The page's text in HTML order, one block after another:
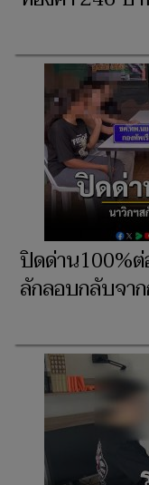
ปิดด่าน100%ต่
ลักลอบกลับจา